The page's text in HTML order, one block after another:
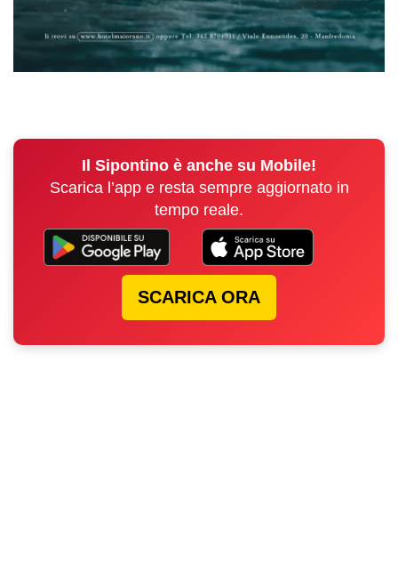
Il Sipontino è anche su Mobile!
Scarica l’app e resta sempre aggiornato in
tempo reale.
SCARICA ORA